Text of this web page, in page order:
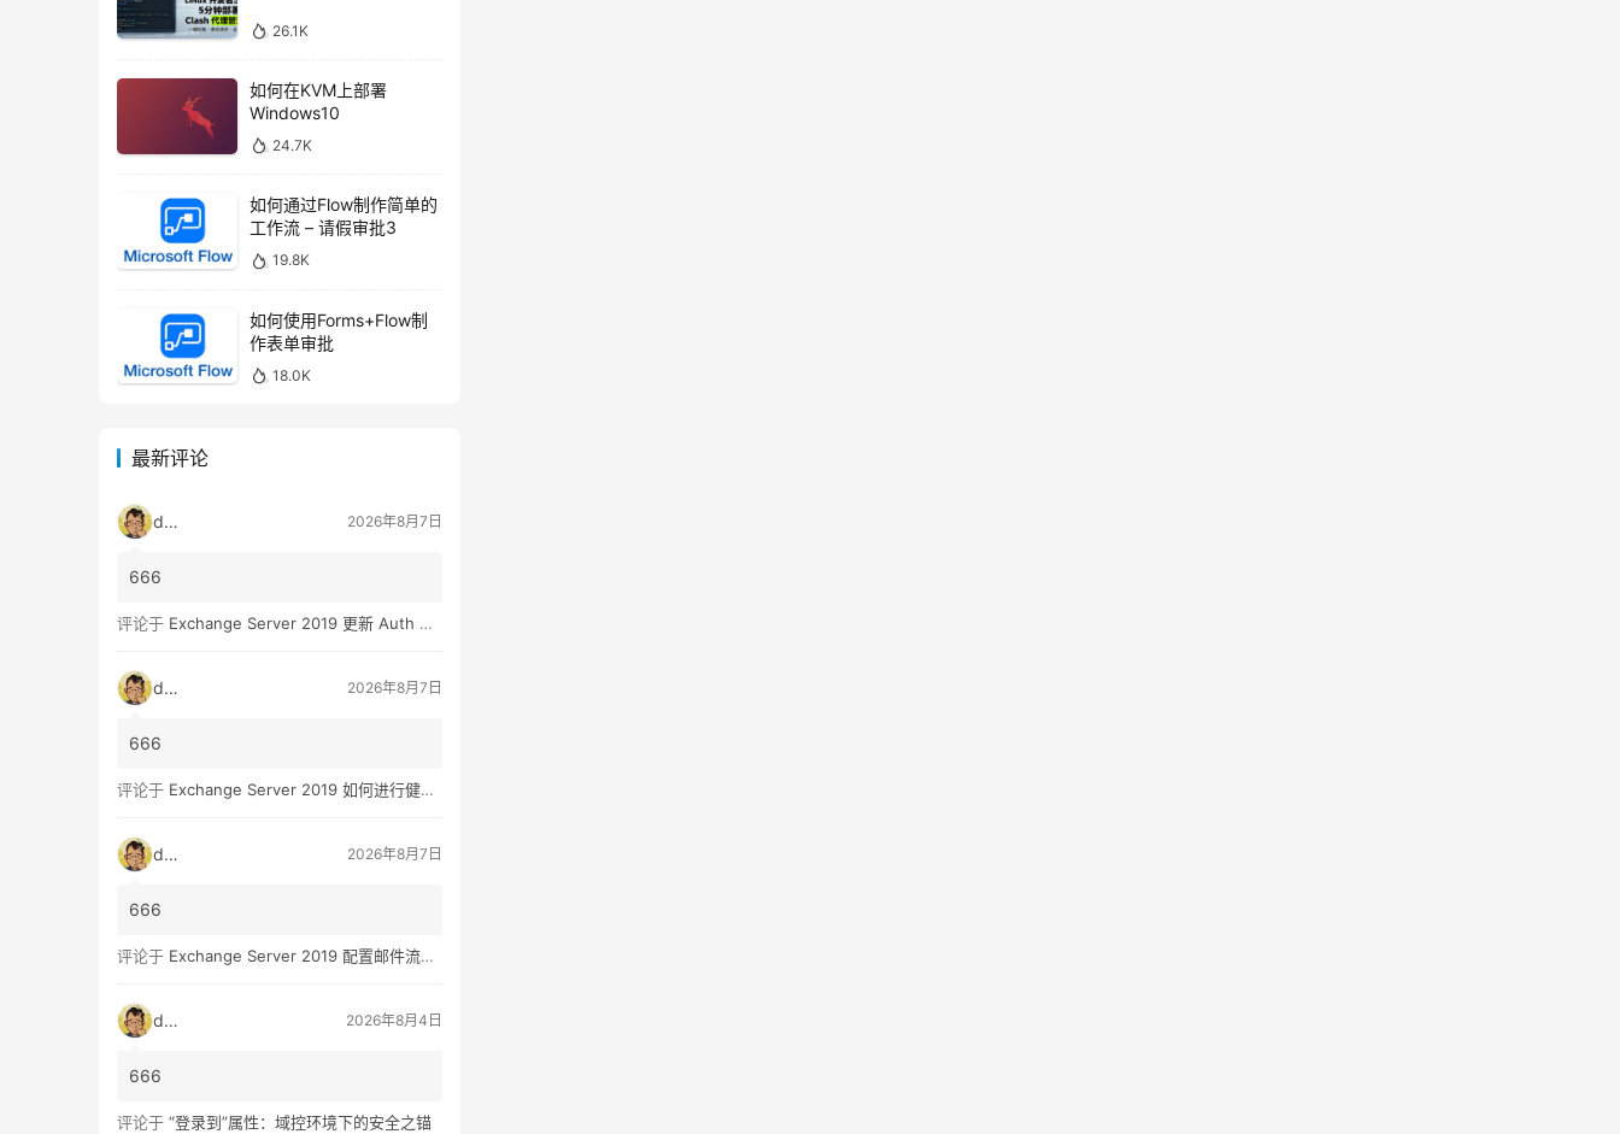
26.1K
如何在KVM上部署
Windows10
24.7K
如何通过Flow制作简单的
工作流 – 请假审批3
19.8K
如何使用Forms+Flow制
作表单审批
18.0K
最新评论
dala 2026年8月7日
666
评论于 Exchange Server 2019 更新 Auth Certificate 证书
dala 2026年8月7日
666
评论于 Exchange Server 2019 如何进行健康检查
dala 2026年8月7日
666
评论于 Exchange Server 2019 配置邮件流和客户端访问 – 2
dala 2026年8月4日
666
评论于 “登录到”属性：域控环境下的安全之锚